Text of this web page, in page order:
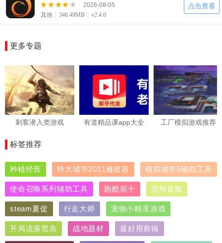
2026-08-05
其他
346.49MB v2.4.0
点击查看
更多专题
刺客潜入类游戏 有道精品课app大全 工厂模拟游戏推荐
标签推荐
种植经营 特大城市2011修改器 模拟城市5辅助工具
使命召唤系列辅助工具 跑酷前十 恐怖冒险
steam夏促 行走大师 宠物小精灵游戏
开局流落荒岛 战地题材 最好用剪辑